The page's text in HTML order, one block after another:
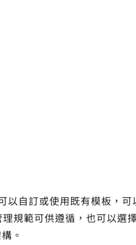
以自訂或使用既有模板，
規範可供遵循，也可以
。